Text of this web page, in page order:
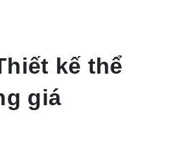
kế thể
giá